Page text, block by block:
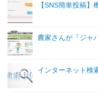
【SNS簡単投稿】
農家さんが『ジャ
インターネット検